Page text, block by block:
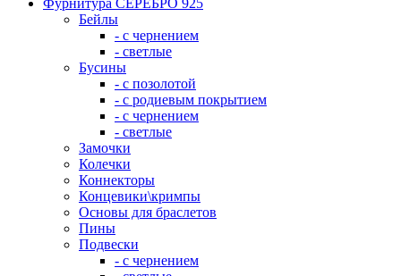
Фурнитура СЕРЕБРО 925
Бейлы
- с чернением
- светлые
Бусины
- с позолотой
- с родиевым покрытием
- с чернением
- светлые
Замочки
Колечки
Коннекторы
Концевики\кримпы
Основы для браслетов
Пины
Подвески
- с чернением